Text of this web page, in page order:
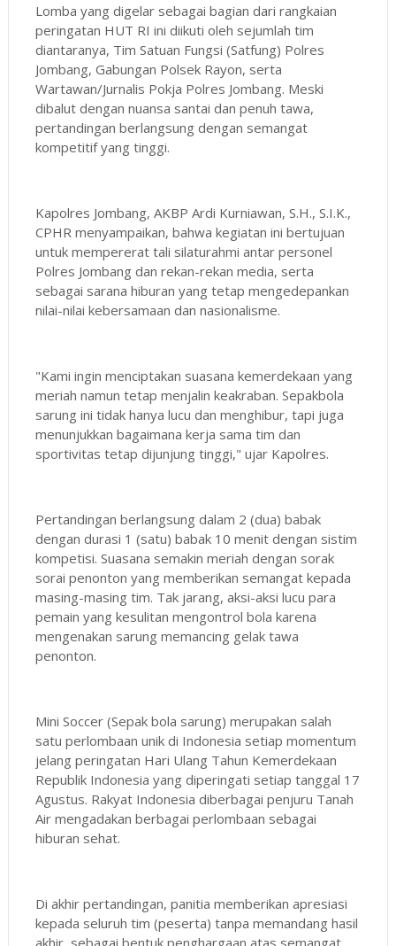
Lomba yang digelar sebagai bagian dari rangkaian
peringatan HUT RI ini diikuti oleh sejumlah tim
diantaranya, Tim Satuan Fungsi (Satfung) Polres
Jombang, Gabungan Polsek Rayon, serta
Wartawan/Jurnalis Pokja Polres Jombang. Meski
dibalut dengan nuansa santai dan penuh tawa,
pertandingan berlangsung dengan semangat
kompetitif yang tinggi.
Kapolres Jombang, AKBP Ardi Kurniawan, S.H., S.I.K.,
CPHR menyampaikan, bahwa kegiatan ini bertujuan
untuk mempererat tali silaturahmi antar personel
Polres Jombang dan rekan-rekan media, serta
sebagai sarana hiburan yang tetap mengedepankan
nilai-nilai kebersamaan dan nasionalisme.
"Kami ingin menciptakan suasana kemerdekaan yang
meriah namun tetap menjalin keakraban. Sepakbola
sarung ini tidak hanya lucu dan menghibur, tapi juga
menunjukkan bagaimana kerja sama tim dan
sportivitas tetap dijunjung tinggi," ujar Kapolres.
Pertandingan berlangsung dalam 2 (dua) babak
dengan durasi 1 (satu) babak 10 menit dengan sistim
kompetisi. Suasana semakin meriah dengan sorak
sorai penonton yang memberikan semangat kepada
masing-masing tim. Tak jarang, aksi-aksi lucu para
pemain yang kesulitan mengontrol bola karena
mengenakan sarung memancing gelak tawa
penonton.
Mini Soccer (Sepak bola sarung) merupakan salah
satu perlombaan unik di Indonesia setiap momentum
jelang peringatan Hari Ulang Tahun Kemerdekaan
Republik Indonesia yang diperingati setiap tanggal 17
Agustus. Rakyat Indonesia diberbagai penjuru Tanah
Air mengadakan berbagai perlombaan sebagai
hiburan sehat.
Di akhir pertandingan, panitia memberikan apresiasi
kepada seluruh tim (peserta) tanpa memandang hasil
akhir, sebagai bentuk penghargaan atas semangat